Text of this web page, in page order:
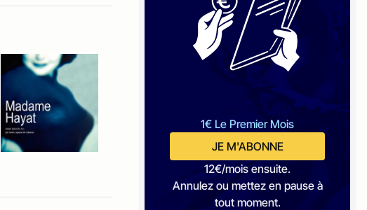
1€ Le Premier Mois
JE M'ABONNE
12€/mois ensuite.
Annulez ou mettez en pause à
tout moment.